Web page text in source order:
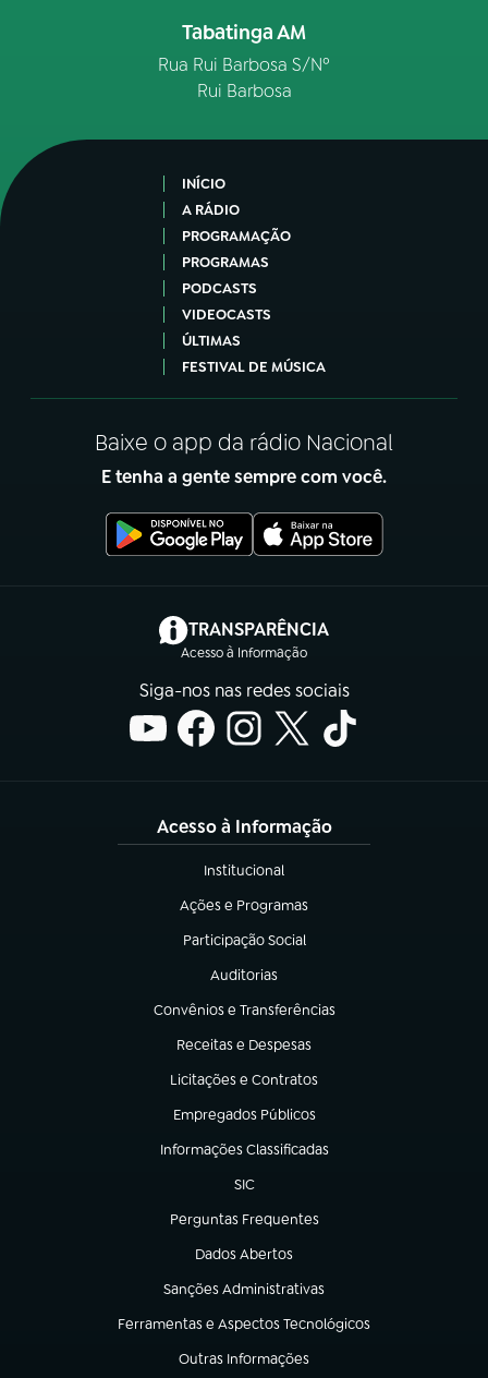
Tabatinga AM
Rua Rui Barbosa S/Nº
Rui Barbosa
INÍCIO
A RÁDIO
PROGRAMAÇÃO
PROGRAMAS
PODCASTS
VIDEOCASTS
ÚLTIMAS
FESTIVAL DE MÚSICA
Baixe o app da rádio Nacional
E tenha a gente sempre com você.
TRANSPARÊNCIA
Acesso à Informação
(abre em nova aba)
Siga-nos nas redes sociais
Acesso à Informação
Institucional
(abre em nova aba)
Ações e Programas
(abre em nova aba)
Participação Social
(abre em nova aba)
Auditorias
(abre em nova aba)
Convênios e Transferências
(abre em nova aba)
Receitas e Despesas
(abre em nova aba)
Licitações e Contratos
(abre em nova aba)
Empregados Públicos
(abre em nova aba)
Informações Classificadas
(abre em nova aba)
SIC
(abre em nova aba)
Perguntas Frequentes
(abre em nova aba)
Dados Abertos
(abre em nova aba)
Sanções Administrativas
(abre em nova aba)
Ferramentas e Aspectos Tecnológicos
(abre em nova aba)
Outras Informações
(abre em nova aba)